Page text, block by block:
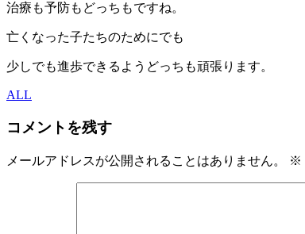
治療も予防もどっちもですね。
亡くなった子たちのためにでも
少しでも進歩できるようどっちも頑張ります。
ALL
コメントを残す
メールアドレスが公開されることはありません。 ※